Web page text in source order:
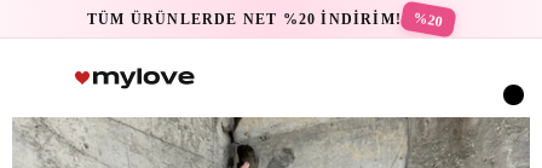
TÜM ÜRÜNLERDE NET %20 İNDİRİM! %20